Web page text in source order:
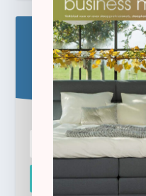
Blijf op
Schrijf u hier in